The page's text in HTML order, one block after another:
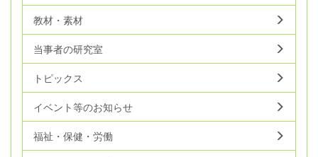
教材・素材
当事者の研究室
トピックス
イベント等のお知らせ
福祉・保健・労働